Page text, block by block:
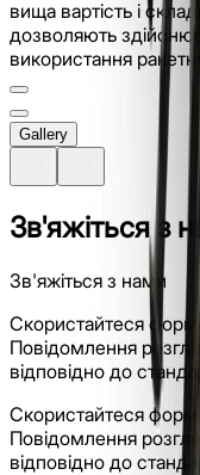
вища вартість і
дозволяють
використання
Gallery
Зв'яжіться з
Зв'яжіться з нами
Скористайтеся
Повідомлення
відповідно до
Скористайтеся
Повідомлення
відповідно до